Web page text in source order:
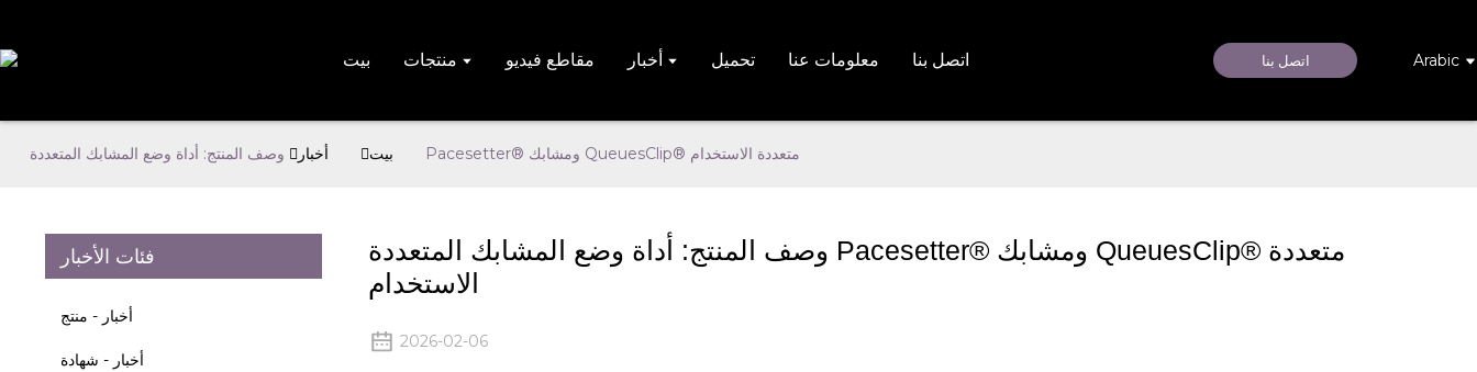
بيت منتجات مقاطع فيديو أخبار تحميل معلومات عنا اتصل بنا اتصل بنا Arabic
بيت أخبار وصف المنتج: أداة وضع المشابك المتعددة Pacesetter® ومشابك QueuesClip® متعددة الاستخدام
فئات الأخبار
أخبار - منتج
أخبار - شهادة
وصف المنتج: أداة وضع المشابك المتعددة Pacesetter® ومشابك QueuesClip® متعددة
الاستخدام
2026-02-06